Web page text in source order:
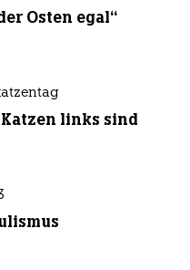
Osten egal“
links sind